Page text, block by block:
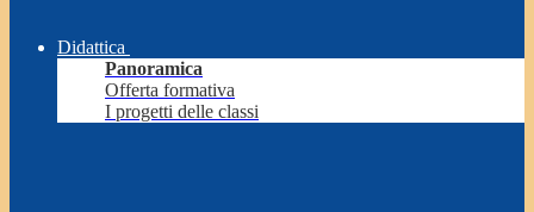
Didattica
Panoramica
Offerta formativa
I progetti delle classi